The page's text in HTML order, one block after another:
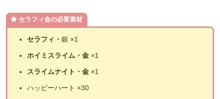
セラフィ金の必要素材
セラフィ・ 銀 ×1
ホイミスライム・金×1
スライムナイト・金×1
ハッピーハート ×30